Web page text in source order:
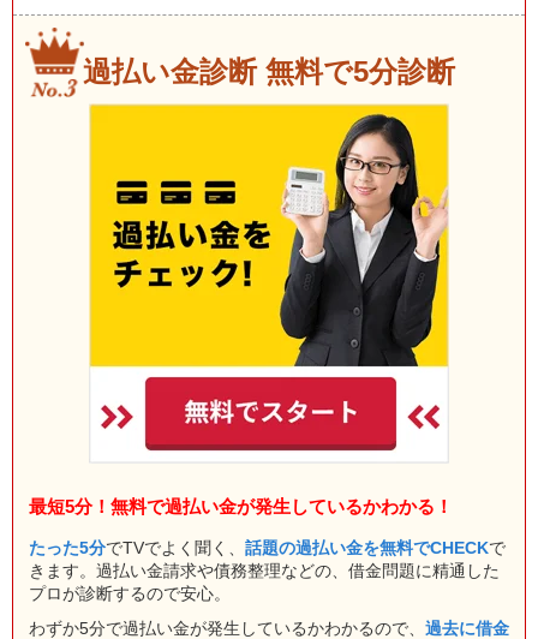
過払い金診断 無料で5分診断
最短5分！無料で過払い金が発生しているかわかる！
たった5分でTVでよく聞く、 話題の過払い金を無料でCHECKで
きます。過払い金請求や債務整理などの、借金問題に精通した
プロが診断するので安心。
わずか5分で過払い金が発生しているかわかるので、 過去に借金